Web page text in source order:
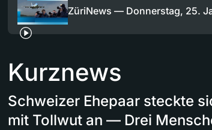
ZüriNews — Donnerstag, 25.
Kurznews
Schweizer Ehepaar steckte
mit Tollwut an — Drei